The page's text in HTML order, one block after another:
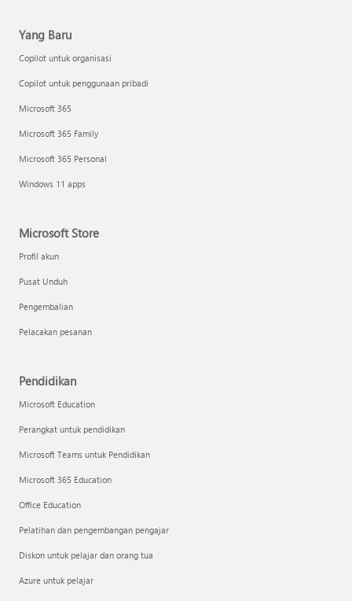
Yang Baru
Copilot untuk organisasi
Copilot untuk penggunaan pribadi
Microsoft 365
Microsoft 365 Family
Microsoft 365 Personal
Windows 11 apps
Microsoft Store
Profil akun
Pusat Unduh
Pengembalian
Pelacakan pesanan
Pendidikan
Microsoft Education
Perangkat untuk pendidikan
Microsoft Teams untuk Pendidikan
Microsoft 365 Education
Office Education
Pelatihan dan pengembangan pengajar
Diskon untuk pelajar dan orang tua
Azure untuk pelajar